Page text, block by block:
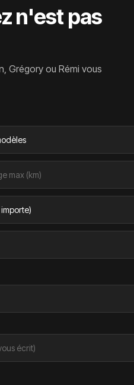
n'est pas
Grégory ou Rémi vous